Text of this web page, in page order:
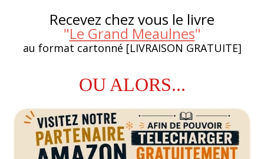
Recevez chez vous le livre
"Le Grand Meaulnes"
au format cartonné [LIVRAISON GRATUITE]
OU ALORS...